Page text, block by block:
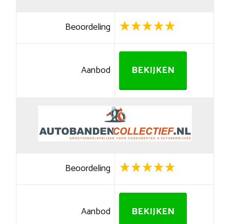
Beoordeling
Aanbod BEKIJKEN
Beoordeling
Aanbod BEKIJKEN